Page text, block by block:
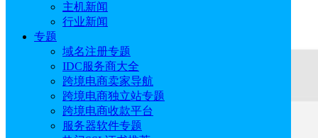
主机新闻
行业新闻
专题
域名注册专题
IDC服务商大全
跨境电商卖家导航
跨境电商独立站专题
跨境电商收款平台
服务器软件专题